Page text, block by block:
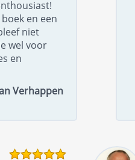
en een
niet
wel voor
en
Verhappen